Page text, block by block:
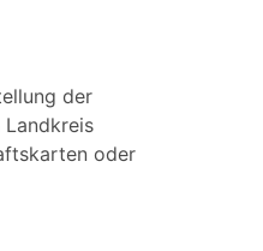
der
oder